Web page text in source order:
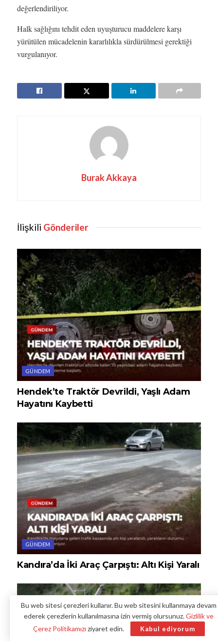
değerlendiriliyor.
Halk sağlığını tehdit eden uyuşturucu maddelere karşı
yürütülen mücadelenin kararlılıkla sürdürülmesi gerektiği
vurgulanıyor.
Burak Akkaya
İlişkili Gönderiler
GÜNDEM
Hendek’te Traktör Devrildi, Yaşlı Adam
Hayatını Kaybetti
GÜNDEM
Kandıra’da İki Araç Çarpıştı: Altı Kişi Yaralı
Bu web sitesi çerezleri kullanır. Bu web sitesini kullanmaya devam
ederek çerezlerin kullanılmasına izin vermiş olursunuz.Gizlilik ve
Çerez Politikamızı ziyaret edin. Kabul ediyorum